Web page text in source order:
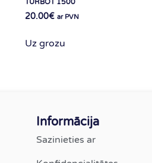
TURBOT 1500
20.00€ ar PVN
Uz grozu
Informācija
Sazinieties ar